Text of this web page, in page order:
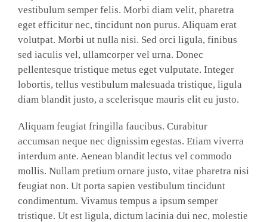
vestibulum semper felis. Morbi diam velit, pharetra
eget efficitur nec, tincidunt non purus. Aliquam erat
volutpat. Morbi ut nulla nisi. Sed orci ligula, finibus
sed iaculis vel, ullamcorper vel urna. Donec
pellentesque tristique metus eget vulputate. Integer
lobortis, tellus vestibulum malesuada tristique, ligula
diam blandit justo, a scelerisque mauris elit eu justo.
Aliquam feugiat fringilla faucibus. Curabitur
accumsan neque nec dignissim egestas. Etiam viverra
interdum ante. Aenean blandit lectus vel commodo
mollis. Nullam pretium ornare justo, vitae pharetra nisi
feugiat non. Ut porta sapien vestibulum tincidunt
condimentum. Vivamus tempus a ipsum semper
tristique. Ut est ligula, dictum lacinia dui nec, molestie